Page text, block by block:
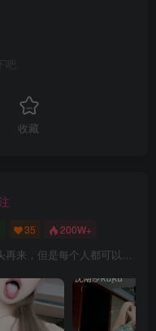
吧
收藏
35 200W+
没有人可以回到过去从头再来，但是每个人都可以从今天开始，创造一个全新的结局